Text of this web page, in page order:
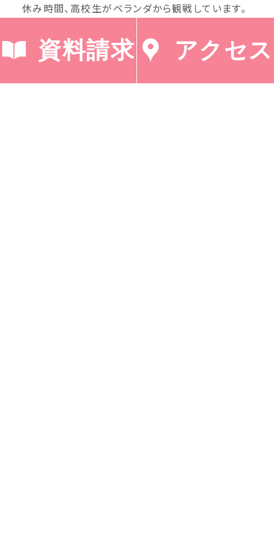
資料請求 アクセス
休み時間、高校生がベランダから観戦しています。